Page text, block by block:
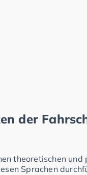
der
theoretischen und
Sprachen